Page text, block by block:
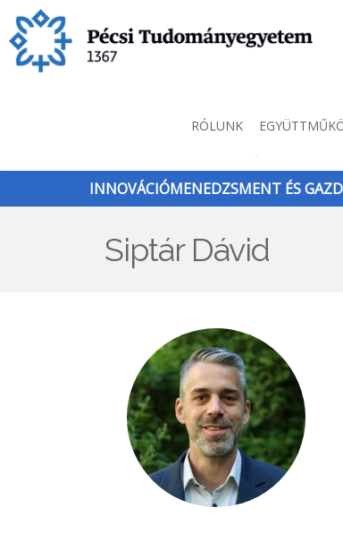
tartalomra
Innováció
RÓLUNK
INNOVÁCIÓMENEDZSMENT ÉS
Siptár Dávid